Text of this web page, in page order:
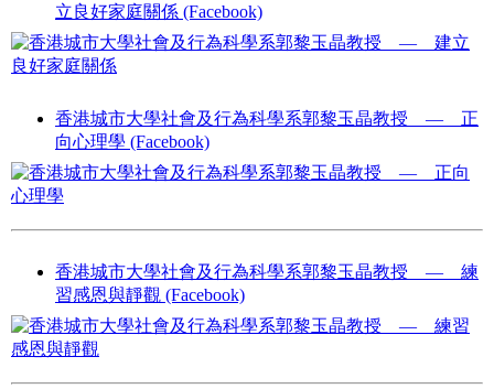
立良好家庭關係 (Facebook)
香港城市大學社會及行為科學系郭黎玉晶教授 — 正
向心理學 (Facebook)
香港城市大學社會及行為科學系郭黎玉晶教授 — 練
習感恩與靜觀 (Facebook)